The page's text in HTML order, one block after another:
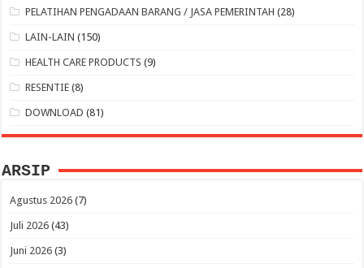
PELATIHAN PENGADAAN BARANG / JASA PEMERINTAH (28)
LAIN-LAIN (150)
HEALTH CARE PRODUCTS (9)
RESENTIE (8)
DOWNLOAD (81)
ARSIP
Agustus 2026 (7)
Juli 2026 (43)
Juni 2026 (3)